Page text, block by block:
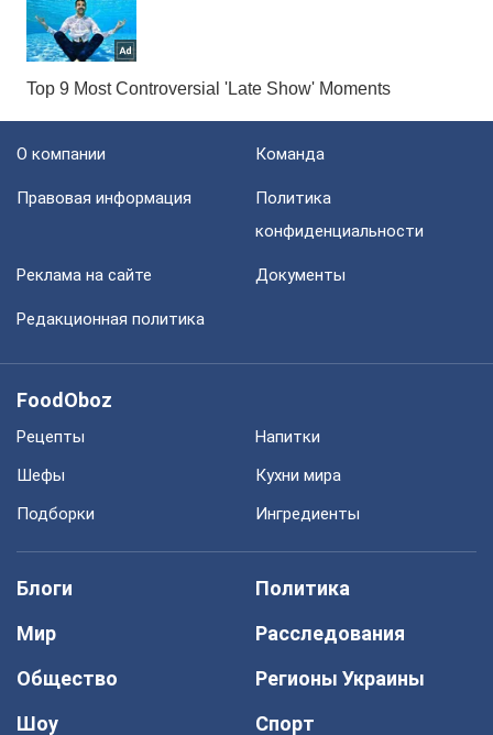
О компании Команда
Правовая информация
Политика
конфиденциальности
Реклама на сайте Документы
Редакционная политика
FoodOboz
Рецепты
Напитки
Шефы
Кухни мира
Подборки
Ингредиенты
Блоги
Политика
Мир
Расследования
Общество
Регионы Украины
Шоу
Спорт